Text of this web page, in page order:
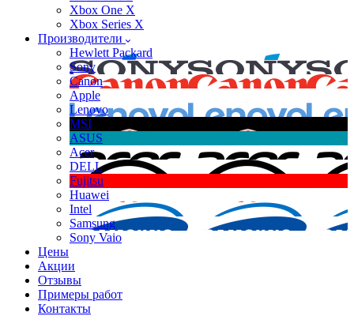
Xbox One X
Xbox Series X
Производители
Hewlett Packard
Sony
Canon
Apple
Lenovo
MSI
ASUS
Acer
DELL
Fujitsu
Huawei
Intel
Samsung
Sony Vaio
Цены
Акции
Отзывы
Примеры работ
Контакты